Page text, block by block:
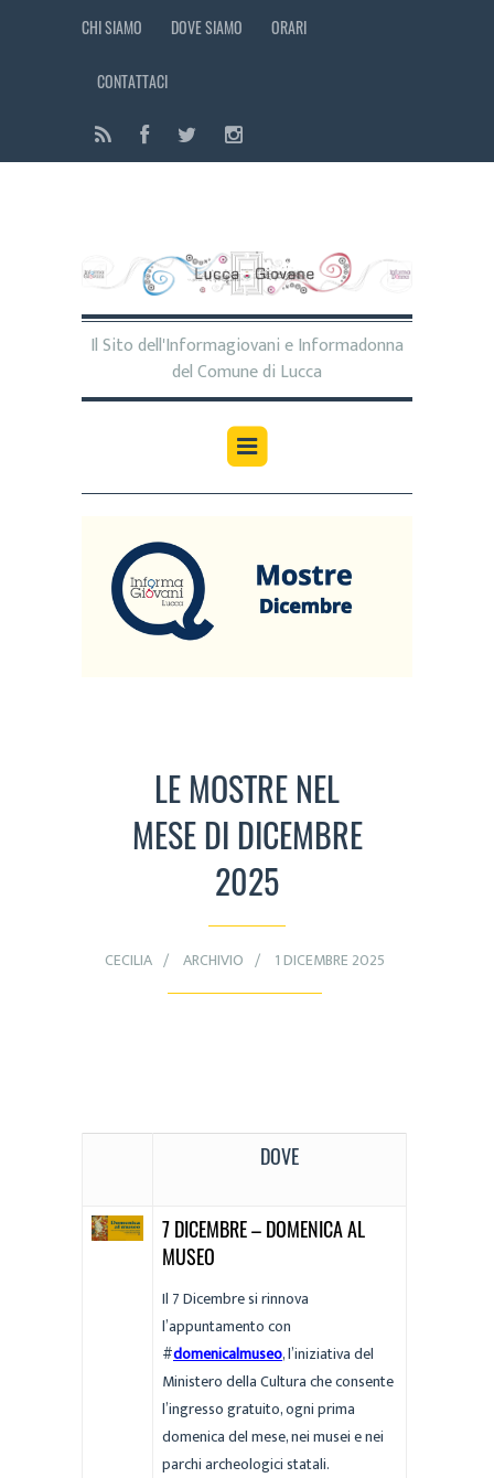
CHI SIAMO DOVE SIAMO ORARI
CONTATTACI
Il Sito dell'Informagiovani e Informadonna
del Comune di Lucca
LE MOSTRE NEL
MESE DI DICEMBRE
2025
CECILIA ARCHIVIO 1 DICEMBRE 2025
DOVE
7 DICEMBRE – DOMENICA AL
MUSEO
Il 7 Dicembre si rinnova
l’appuntamento con
#domenicalmuseo, l’iniziativa del
Ministero della Cultura che consente
l’ingresso gratuito, ogni prima
domenica del mese, nei musei e nei
parchi archeologici statali.